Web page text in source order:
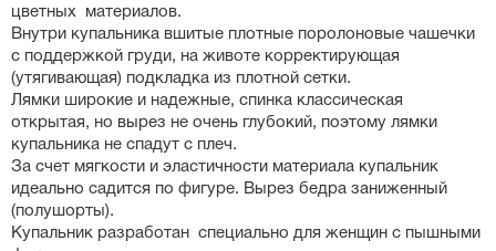
цветных материалов.
Внутри купальника вшитые плотные поролоновые чашечки
с поддержкой груди, на животе корректирующая
(утягивающая) подкладка из плотной сетки.
Лямки широкие и надежные, спинка классическая
открытая, но вырез не очень глубокий, поэтому лямки
купальника не спадут с плеч.
За счет мягкости и эластичности материала купальник
идеально садится по фигуре. Вырез бедра заниженный
(полушорты).
Купальник разработан специально для женщин с пышными